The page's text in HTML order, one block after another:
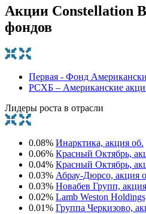
Акции Constellation
фондов
Первая - Фонд
РСХБ – Американские
Лидеры роста в отрасли
0.08% Инарктика, акция об.
0.06% Красный Октябрь,
0.04% Красный Октябрь,
0.03% Абрау-Дюрсо, акция
0.03% Новабев Групп,
0.02% Lamb Weston
0.01% Группа Черкизово,